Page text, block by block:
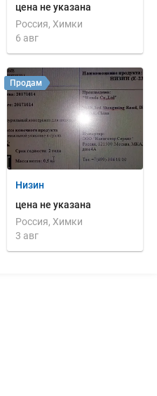
цена не указана
Россия, Химки
6 авг
Низин
цена не указана
Россия, Химки
3 авг
Продам